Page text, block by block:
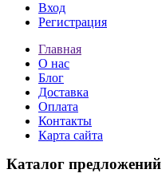
Вход
Регистрация
Главная
О нас
Блог
Доставка
Оплата
Контакты
Карта сайта
Каталог предложений